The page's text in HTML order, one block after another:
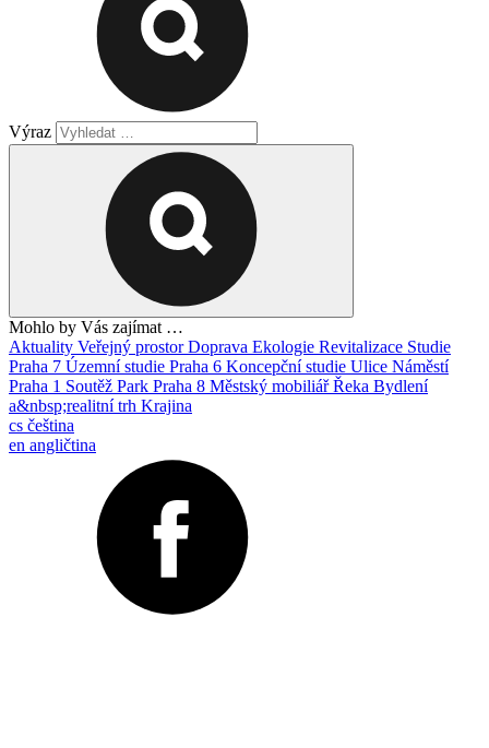
Výraz
Mohlo by Vás zajímat …
Aktuality Veřejný prostorDoprava Ekologie Revitalizace Studie
Praha 7 Územní studie Praha 6 Koncepční studie Ulice Náměstí
Praha 1 Soutěž Park Praha 8 Městský mobiliářŘeka Bydlení
a&nbsp;realitní trh Krajina
cs čeština
en angličtina